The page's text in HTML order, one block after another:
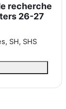
recherche
26-27
SH, SHS